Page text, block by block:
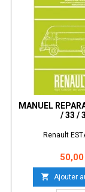
MANUEL
/ 33 /
Renault
Prix
 Ajouter